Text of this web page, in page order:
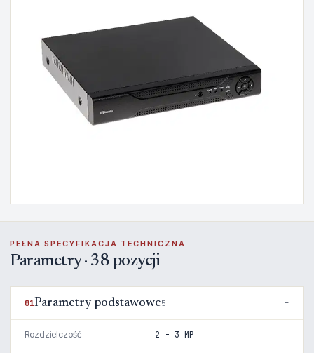
PEŁNA SPECYFIKACJA TECHNICZNA
Parametry · 38 pozycji
01Parametry podstawowe5
Rozdzielczość 2 - 3 MP